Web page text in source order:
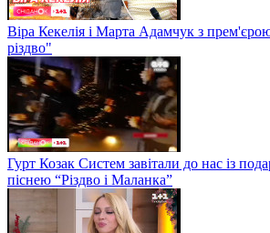
Віра Кекелія і Марта Адамчук з
різдво"
Гурт Козак Систем завітали до нас із
піснею “Різдво і Маланка”